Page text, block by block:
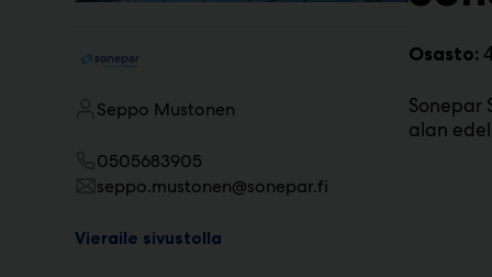
Seppo Mustonen
0505683905
seppo.mustonen@sonepar.fi
Vieraile sivustolla
ä
:
Osasto:
Sonepar
alan